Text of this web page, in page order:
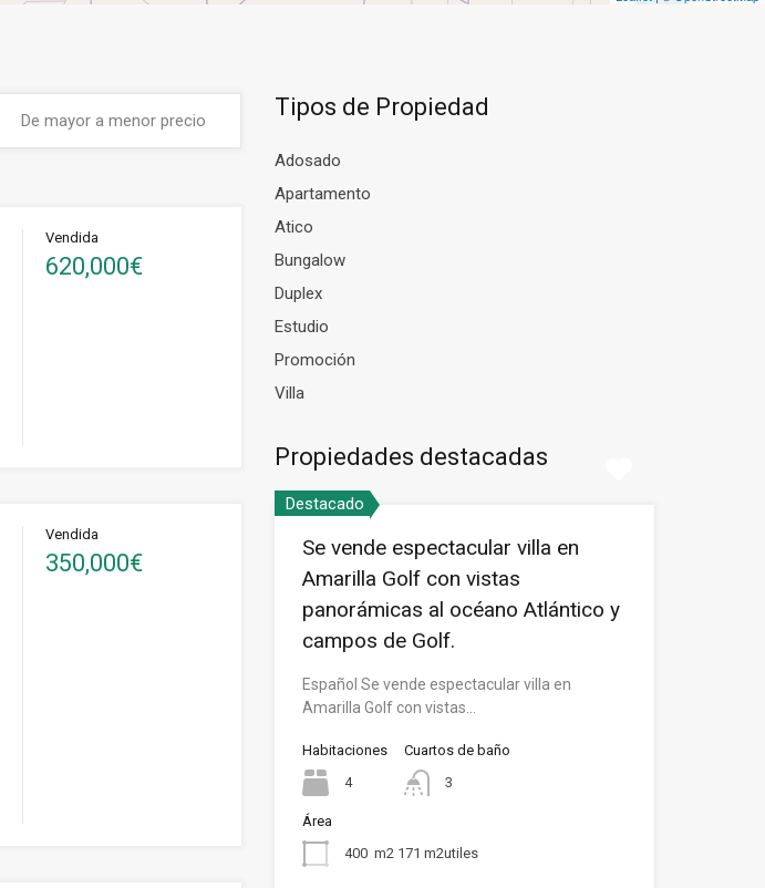
Vendida
620,000€
Vendida
350,000€
Tipos de Propiedad
Adosado
Apartamento
Atico
Bungalow
Duplex
Estudio
Promoción
Villa
Propiedades destacadas
Destacado
Se vende espectacular villa en
Amarilla Golf con vistas
panorámicas al océano Atlántico y
campos de Golf.
Español Se vende espectacular villa en
Amarilla Golf con vistas…
Habitaciones
4
Cuartos de baño
3
Área
400 m2 171 m2utiles